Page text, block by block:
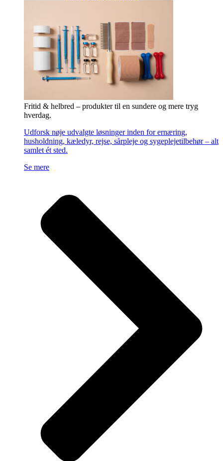
Fritid & helbred – produkter til en sundere og mere tryg
hverdag.
Udforsk nøje udvalgte løsninger inden for ernæring,
husholdning, kæledyr, rejse, sårpleje og sygeplejetilbehør – alt
samlet ét sted.
Se mere